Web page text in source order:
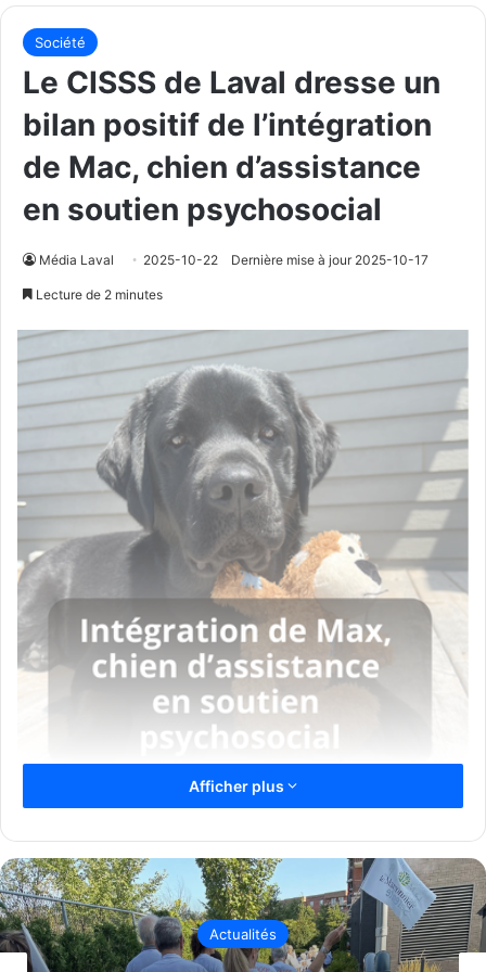
Société
Le CISSS de Laval dresse un
bilan positif de l’intégration
de Mac, chien d’assistance
en soutien psychosocial
Média Laval 2025-10-22 Dernière mise à jour 2025-10-17
Lecture de 2 minutes
Source CISS de Laval
Deux ans après son arrivée au sein de la Direction de la
protection de la jeunesse (DPJ) du Centre intégré de
santé et de services sociaux (CISSS) de Laval, le chien
d’assistance Mac, formé par l’organisme MIRA, s’impose
comme un acteur précieux dans les interventions
Afficher plus
Actualités